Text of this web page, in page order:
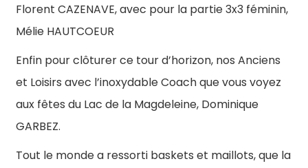
Florent CAZENAVE, avec pour la partie 3x3 féminin,
Mélie HAUTCOEUR
Enfin pour clôturer ce tour d’horizon, nos Anciens
et Loisirs avec l’inoxydable Coach que vous voyez
aux fêtes du Lac de la Magdeleine, Dominique
GARBEZ.
Tout le monde a ressorti baskets et maillots, que la